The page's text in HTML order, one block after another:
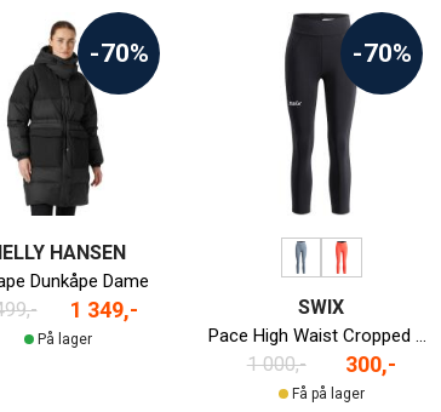
-70%
HANSEN
Dunkåpe Dame
1 349,-
På lager
-70%
SWIX
Pace High Waist Cropped Løpetights Dame
1 000,- 300,-
Få på lager